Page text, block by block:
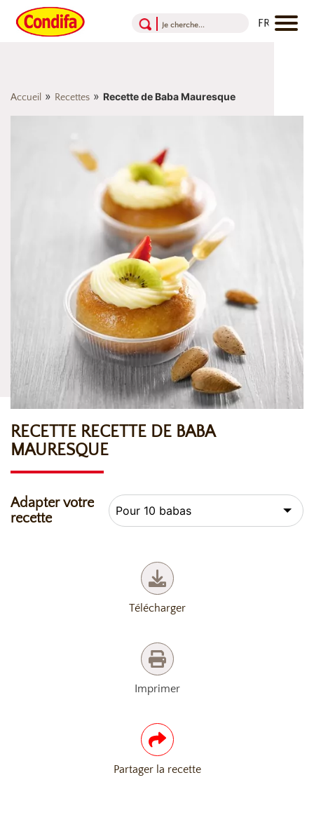
Accueil » Recettes » Recette de Baba Mauresque
RECETTE RECETTE DE BABA
MAURESQUE
Adapter votre
recette
Télécharger
Imprimer
Partager la recette